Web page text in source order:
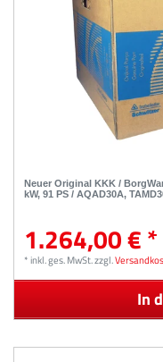
Neuer Original KKK /
kW, 91 PS / AQAD30A,
1.264,00 € *
*inkl. ges. MwSt.zzgl.
In